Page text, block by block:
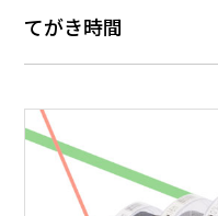
てがき時間